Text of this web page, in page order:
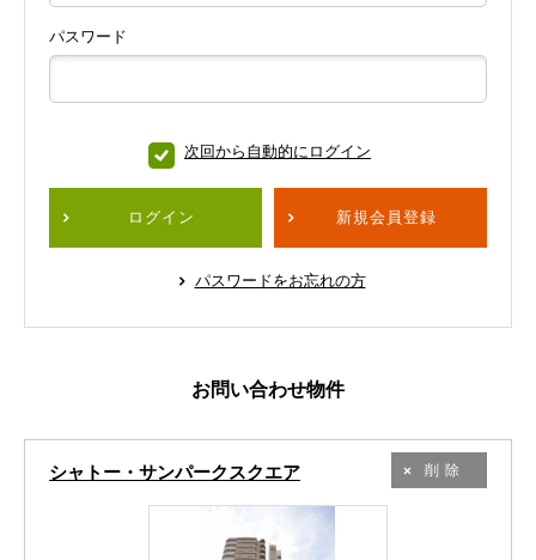
パスワード
次回から自動的にログイン
ログイン 新規会員登録
パスワードをお忘れの方
お問い合わせ物件
シャトー・サンパークスクエア 削除